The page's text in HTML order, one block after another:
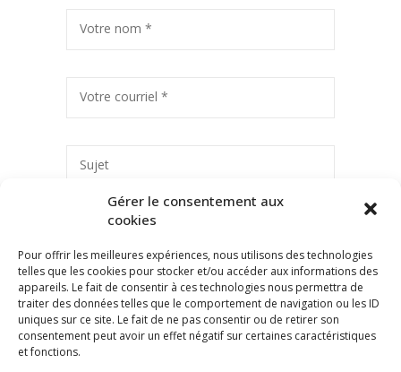
Gérer le consentement aux
cookies
Pour offrir les meilleures expériences, nous utilisons des technologies
telles que les cookies pour stocker et/ou accéder aux informations des
appareils. Le fait de consentir à ces technologies nous permettra de
traiter des données telles que le comportement de navigation ou les ID
uniques sur ce site. Le fait de ne pas consentir ou de retirer son
consentement peut avoir un effet négatif sur certaines caractéristiques
et fonctions.
Votre nom *
Votre courriel *
Sujet